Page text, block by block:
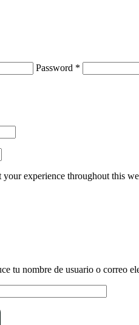
Password *
experience throughout this
tu nombre de usuario o correo